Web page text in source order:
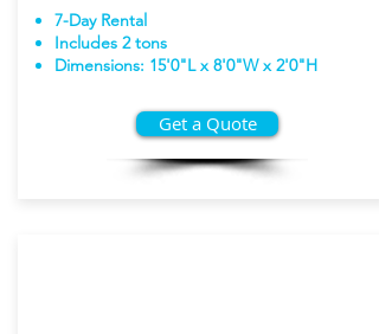
7-Day Rental
Includes 2 tons
Dimensions: 15'0"L x 8'0"W x 2'0"H
Get a Quote